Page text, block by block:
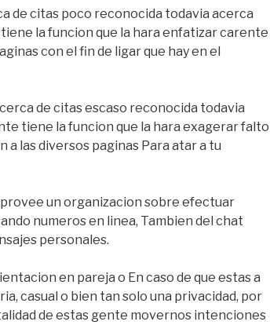
de citas poco reconocida todavia acerca
la funcion que la hara enfatizar carente
con el fin de ligar que hay en el
de citas escaso reconocida todavia
tiene la funcion que la hara exagerar falto
las diversos paginas Para atar a tu
provee un organizacion sobre efectuar
numeros en linea, Tambien del chat
personales.
en pareja o En caso de que estas a
casual o bien tan solo una privacidad, por
de estas gente movernos intenciones